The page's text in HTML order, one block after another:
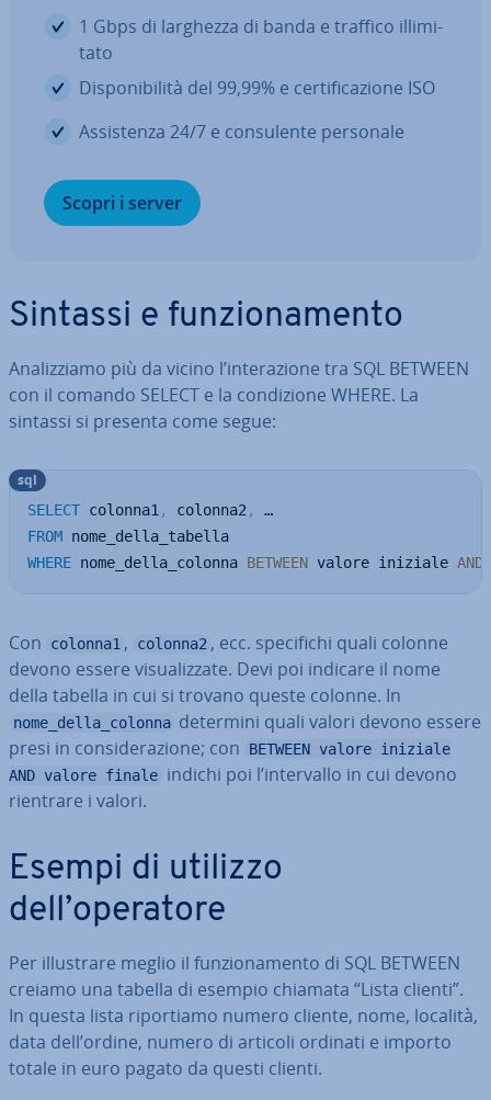
1 Gbps di larghezza di banda e traffico il­li­mi­
ta­to
Di­spo­ni­bi­li­tà del 99,99% e cer­ti­fi­ca­zio­ne ISO
As­si­sten­za 24/7 e con­su­len­te personale
Scopri i server
Sintassi e fun­zio­na­men­to
Ana­liz­zia­mo più da vicino l’in­te­ra­zio­ne tra SQL BETWEEN
con il comando SELECT e la con­di­zio­ne WHERE. La
sintassi si presenta come segue:
SELECT colonna1 , colonna2 ,
FROM
WHERE nome_della_colonna BETWEEN valore iniziale AND
sql
Con colonna1 , colonna2 , ecc. spe­ci­fi­chi quali colonne
devono essere vi­sua­liz­za­te. Devi poi indicare il nome
della tabella in cui si trovano queste colonne. In
nome_della_colonna determini quali valori devono essere
presi in con­si­de­ra­zio­ne; con
BETWEEN valore iniziale
AND valore finale indichi poi l’in­ter­val­lo in cui devono
rientrare i valori.
Esempi di utilizzo
dell’operatore
Per il­lu­stra­re meglio il fun­zio­na­men­to di SQL BETWEEN
creiamo una tabella di esempio chiamata “Lista clienti”.
In questa lista ri­por­tia­mo numero cliente, nome, località,
data dell’ordine, numero di articoli ordinati e importo
totale in euro pagato da questi clienti.